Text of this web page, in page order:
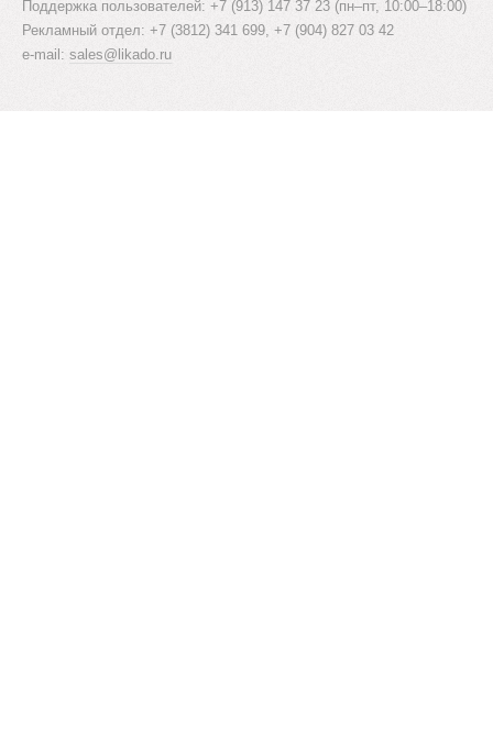
Поддержка пользователей: +7 (913) 147 37 23 (пн–пт, 10:00–18:00)
Рекламный отдел: +7 (3812) 341 699, +7 (904) 827 03 42
e-mail: sales@likado.ru